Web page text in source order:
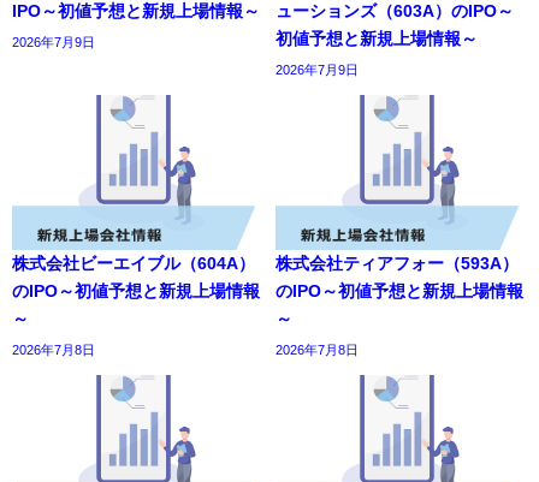
IPO～初値予想と新規上場情報～
2026年7月9日
ューションズ（603A）のIPO～
初値予想と新規上場情報～
2026年7月9日
株式会社ビーエイブル（604A）
のIPO～初値予想と新規上場情報
～
2026年7月8日
株式会社ティアフォー（593A）
のIPO～初値予想と新規上場情報
～
2026年7月8日